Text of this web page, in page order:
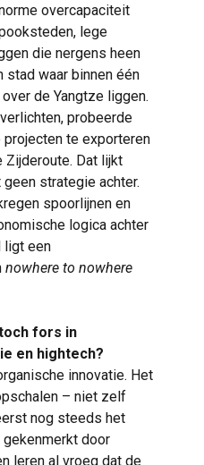
overcapaciteit
lege
die nergens heen
stad waar binnen één
de Yangtze liggen.
probeerde
te exporteren
Zijderoute. Dat lijkt
strategie achter.
spoorlijnen en
logica achter
ligt een
nowhere to nowhere
fors in
en hightech?
innovatie. Het
– niet zelf
nog steeds het
door
leren al vroeg dat de